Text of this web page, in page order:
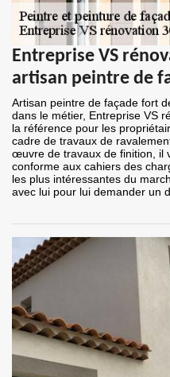
Entreprise VS
artisan peintre de
Artisan peintre de façade fort
dans le métier, Entreprise VS
la référence pour les
cadre de travaux de
œuvre de travaux de finition, il
conforme aux cahiers des
les plus intéressantes du
avec lui pour lui demander un